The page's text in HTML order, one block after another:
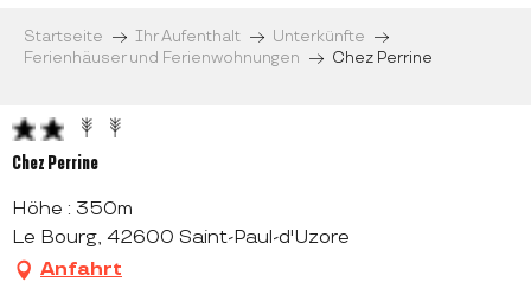
Startseite Ihr Aufenthalt
Unterkünfte
Ferienhäuser und Ferienwohnungen
Chez Perrine
Chez Perrine
Höhe : 350m
Le Bourg, 42600 Saint-Paul-d'Uzore
Anfahrt